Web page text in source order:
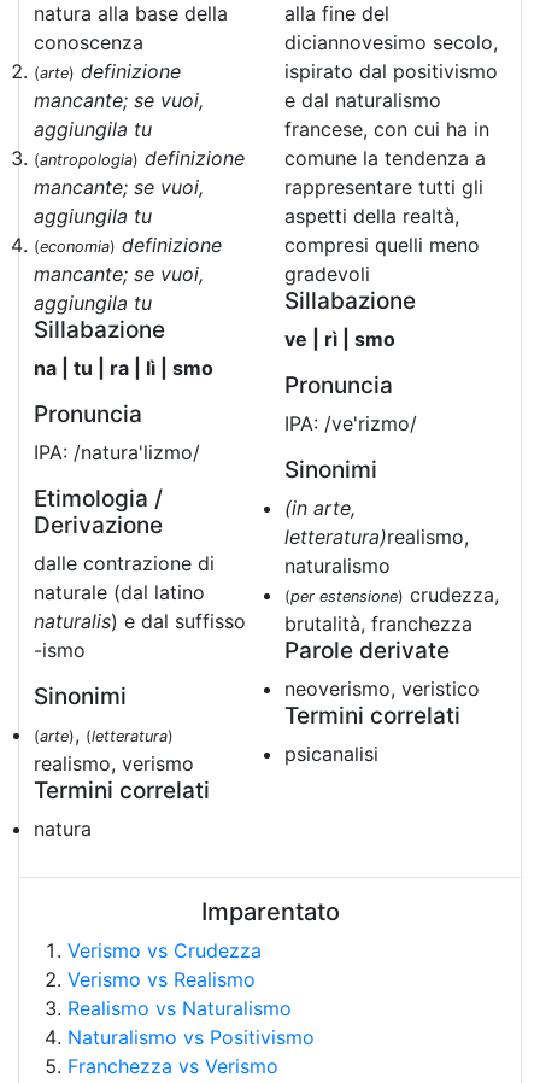
natura alla base della
conoscenza
(arte) definizione
mancante; se vuoi,
aggiungila tu
(antropologia) definizione
mancante; se vuoi,
aggiungila tu
(economia) definizione
mancante; se vuoi,
aggiungila tu
Sillabazione
na | tu | ra | lì | smo
Pronuncia
IPA: /natura'lizmo/
Etimologia /
Derivazione
dalle contrazione di
naturale (dal latino
naturalis) e dal suffisso
-ismo
Sinonimi
(arte), (letteratura)
realismo, verismo
Termini correlati
natura
alla fine del
diciannovesimo secolo,
ispirato dal positivismo
e dal naturalismo
francese, con cui ha in
comune la tendenza a
rappresentare tutti gli
aspetti della realtà,
compresi quelli meno
gradevoli
Sillabazione
ve | rì | smo
Pronuncia
IPA: /ve'rizmo/
Sinonimi
(in arte,
letteratura)realismo,
naturalismo
(per estensione) crudezza,
brutalità, franchezza
Parole derivate
neoverismo, veristico
Termini correlati
psicanalisi
Imparentato
Verismo vs Crudezza
Verismo vs Realismo
Realismo vs Naturalismo
Naturalismo vs Positivismo
Franchezza vs Verismo